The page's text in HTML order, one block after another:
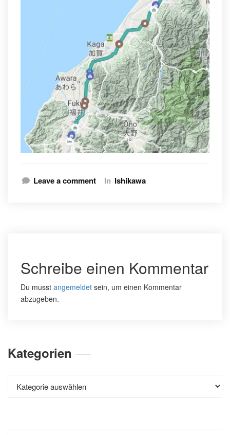
Leave a comment In Ishikawa
Schreibe einen Kommentar
Du musst angemeldet sein, um einen Kommentar
abzugeben.
Kategorien